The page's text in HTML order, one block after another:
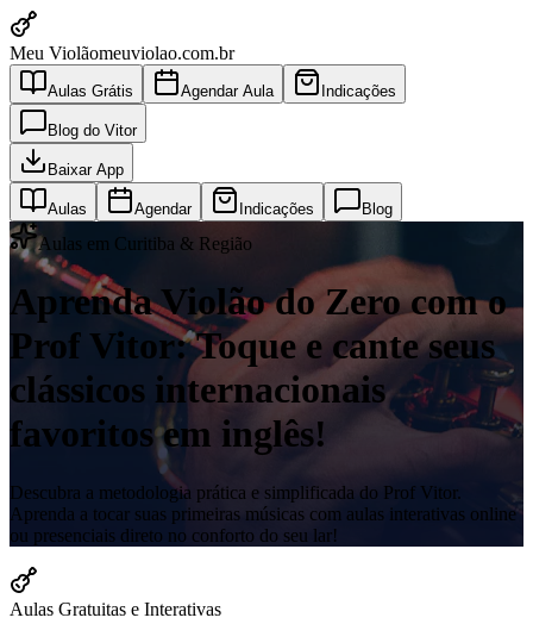
Meu Violãomeuviolao.com.br
Aulas Grátis Agendar Aula Indicações
Blog do Vitor
Baixar App
Aulas Agendar Indicações Blog
Aulas em Curitiba & Região
Aprenda Violão do Zero com o
Prof Vitor: Toque e cante seus
clássicos internacionais
favoritos em inglês!
Descubra a metodologia prática e simplificada do Prof Vitor.
Aprenda a tocar suas primeiras músicas com aulas interativas online
ou presenciais direto no conforto do seu lar!
Aulas Gratuitas e Interativas